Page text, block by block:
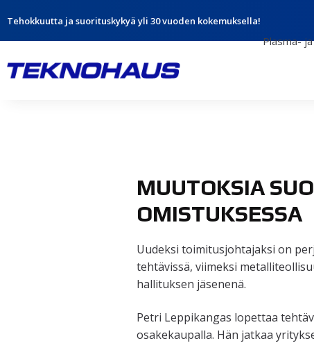
Tehokkuutta ja suorituskykyä yli 30 vuoden kokemuksella!
Plasma-
MUUTOKSIA
OMISTUKSESSA
Uudeksi toimitusjohtajaksi on
tehtävissä, viimeksi
hallituksen jäsenenä.
Petri Leppikangas lopettaa
osakekaupalla. Hän jatkaa